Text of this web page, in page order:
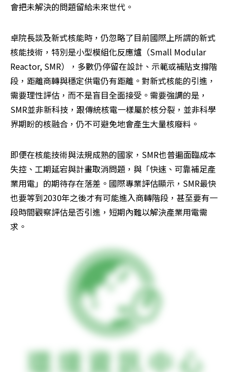
會把未解決的問題留給未來世代。
卓院長談及新式核能時，仍忽略了目前國際上所謂的新式
核能技術，特別是小型模組化反應爐（Small Modular
Reactor, SMR），多數仍停留在設計、示範或補貼支撐階
段，距離商轉與穩定供電仍有距離。對新式核能的引進，
需要理性評估，而不是盲目全面接受。需要強調的是，
SMR並非新科技，跟傳統核電一樣屬於核分裂，並非科學
界期盼的核融合，仍不可避免地會產生大量核廢料。
即便在核能技術與法規成熟的國家，SMR也普遍面臨成本
失控、工期延宕與計畫取消問題，與「快速、可靠補足產
業用電」的期待存在落差。國際專業評估顯示，SMR最快
也要等到2030年之後才有可能進入商轉階段，甚至要有一
段時間觀察評估是否引進，短期內難以解決產業用電需
求。